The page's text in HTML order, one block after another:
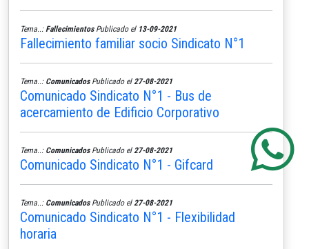
Tema..: FallecimientosPublicado el 13-09-2021
Fallecimiento familiar socio Sindicato N°1
Tema..: ComunicadosPublicado el 27-08-2021
Comunicado Sindicato N°1 - Bus de
acercamiento de Edificio Corporativo
Tema..: ComunicadosPublicado el 27-08-2021
Comunicado Sindicato N°1 - Gifcard
Tema..: ComunicadosPublicado el 27-08-2021
Comunicado Sindicato N°1 - Flexibilidad
horaria